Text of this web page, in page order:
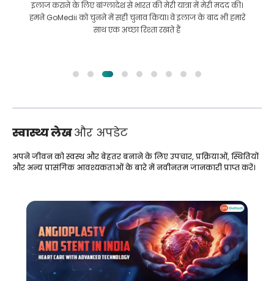
इलाज कराने के लिए बांग्लादेश से भारत की मेरी यात्रा में मेरी मदद की।
हमने GoMedii को चुनने में सही चुनाव किया। वे इलाज के बाद भी हमारे
साथ एक अच्छा रिश्ता रखते हैं
स्वास्थ्य लेखऔर अपडेट
अपने जीवन को स्वस्थ और बेहतर बनाने के लिए उपचार, प्रक्रियाओं, स्थितियों
और अन्य प्रासंगिक आवश्यकताओं के बारे में नवीनतम जानकारी प्राप्त करें।